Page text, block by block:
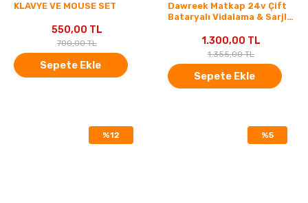
KLAVYE VE MOUSE SET
550,00 TL
700,00 TL
Sepete Ekle
Dawreek Matkap 24v Çift
Bataryalı Vidalama & Sarjlı
1.300,00 TL
1.355,00 TL
Sepete Ekle
%12 %5